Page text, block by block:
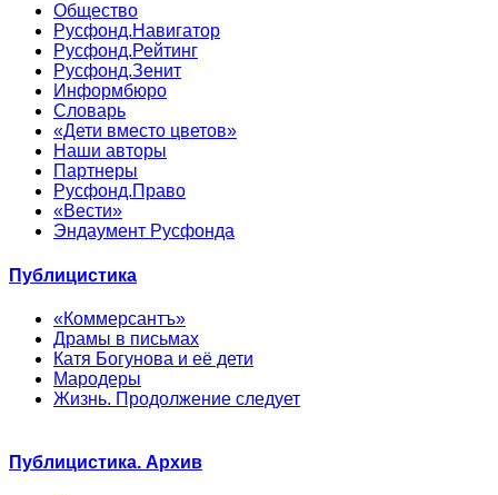
Общество
Русфонд.Навигатор
Русфонд.Рейтинг
Русфонд.Зенит
Информбюро
Словарь
«Дети вместо цветов»
Наши авторы
Партнеры
Русфонд.Право
«Вести»
Эндаумент Русфонда
Публицистика
«Коммерсантъ»
Драмы в письмах
Катя Богунова и её дети
Мародеры
Жизнь. Продолжение следует
Публицистика. Архив